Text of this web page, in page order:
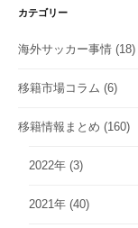
カテゴリー
海外サッカー事情 (18)
移籍市場コラム (6)
移籍情報まとめ (160)
2022年 (3)
2021年 (40)